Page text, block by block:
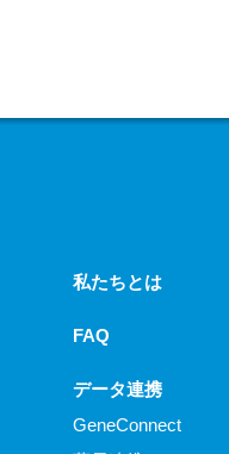
私たちとは
FAQ
データ連携
GeneConnect